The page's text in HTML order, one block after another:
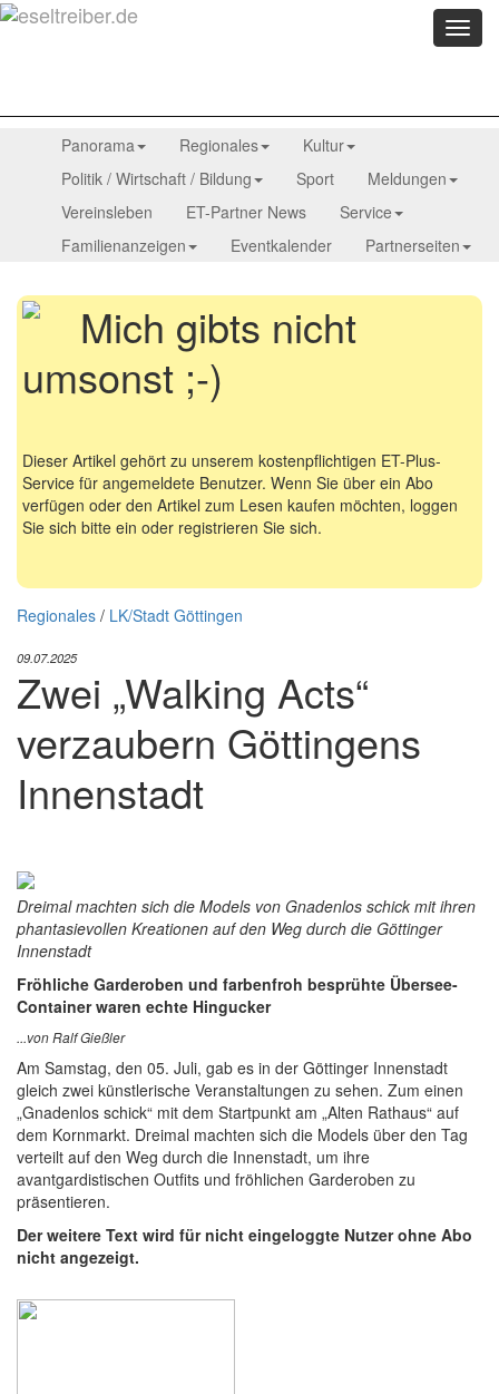
Menü
Panorama Regionales
Kultur
Politik / Wirtschaft / Bildung
Sport
Meldungen
Vereinsleben
ET-Partner News
Service
Familienanzeigen
Eventkalender Partnerseiten
Mich gibts nicht
umsonst ;-)
Dieser Artikel gehört zu unserem kostenpflichtigen ET-Plus-
Service für angemeldete Benutzer. Wenn Sie über ein Abo
verfügen oder den Artikel zum Lesen kaufen möchten, loggen
Sie sich bitte ein oder registrieren Sie sich.
Regionales / LK/Stadt Göttingen
09.07.2025
Zwei „Walking Acts“
verzaubern Göttingens
Innenstadt
Dreimal machten sich die Models von Gnadenlos schick mit ihren
phantasievollen Kreationen auf den Weg durch die Göttinger
Innenstadt
Fröhliche Garderoben und farbenfroh besprühte Übersee-
Container waren echte Hingucker
...von Ralf Gießler
Am Samstag, den 05. Juli, gab es in der Göttinger Innenstadt
gleich zwei künstlerische Veranstaltungen zu sehen. Zum einen
„Gnadenlos schick“ mit dem Startpunkt am „Alten Rathaus“ auf
dem Kornmarkt. Dreimal machten sich die Models über den Tag
verteilt auf den Weg durch die Innenstadt, um ihre
avantgardistischen Outfits und fröhlichen Garderoben zu
präsentieren.
Der weitere Text wird für nicht eingeloggte Nutzer ohne Abo
nicht angezeigt.